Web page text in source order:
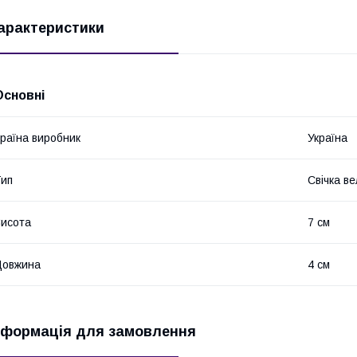
виробник Україна
Свічка
7 см
4 см
для замовлення